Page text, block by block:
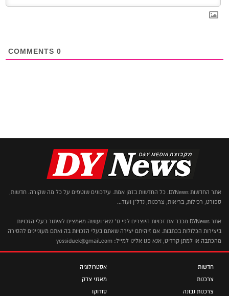
0
אתר החדשות DYNews. כל החדשות בזמן אמת. עידכונים שוטפים על כל מה שקורה. חדשות,
ספורט, רכילות, בריאות, צרכנות, נדל"ן ועוד...
אתר DYNews מכבד את זכויות היוצרים לפי ס' 27א' ועושה מאמצים לאיתור בעלי הזכויות
ביצירות הכלולות בכתבות. אם זיהיתם יצירה שאתם בעלי הזכויות בה ואתם מעוניינים להסירה
מהכתבה או למתן קרדיט, אנא פנו אלינו למייל: yossiduek@gmail.com
חדשות
צרכנות
צרכנות נבונה
אסטרולוגיה
מאזני צדק
סודוקו